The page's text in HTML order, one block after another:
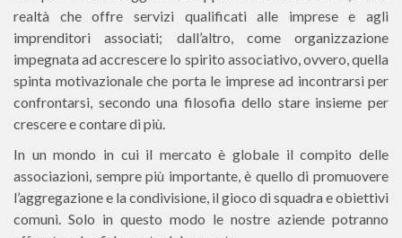
realtà che offre servizi qualificati alle imprese e agli
imprenditori associati; dall’altro, come organizzazione
impegnata ad accrescere lo spirito associativo, ovvero, quella
spinta motivazionale che porta le imprese ad incontrarsi per
confrontarsi, secondo una filosofia dello stare insieme per
crescere e contare di più.
In un mondo in cui il mercato è globale il compito delle
associazioni, sempre più importante, è quello di promuovere
l’aggregazione e la condivisione, il gioco di squadra e obiettivi
comuni. Solo in questo modo le nostre aziende potranno